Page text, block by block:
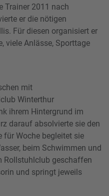
Trainer 2011 nach
er die nötigen
Für diesen organisiert er
viele Anlässe, Sporttage
mit
Winterthur
ihrem Hintergrund im
darauf absolvierte sie den
für Woche begleitet sie
beim Schwimmen und
Rollstuhlclub geschaffen
und springt jeweils